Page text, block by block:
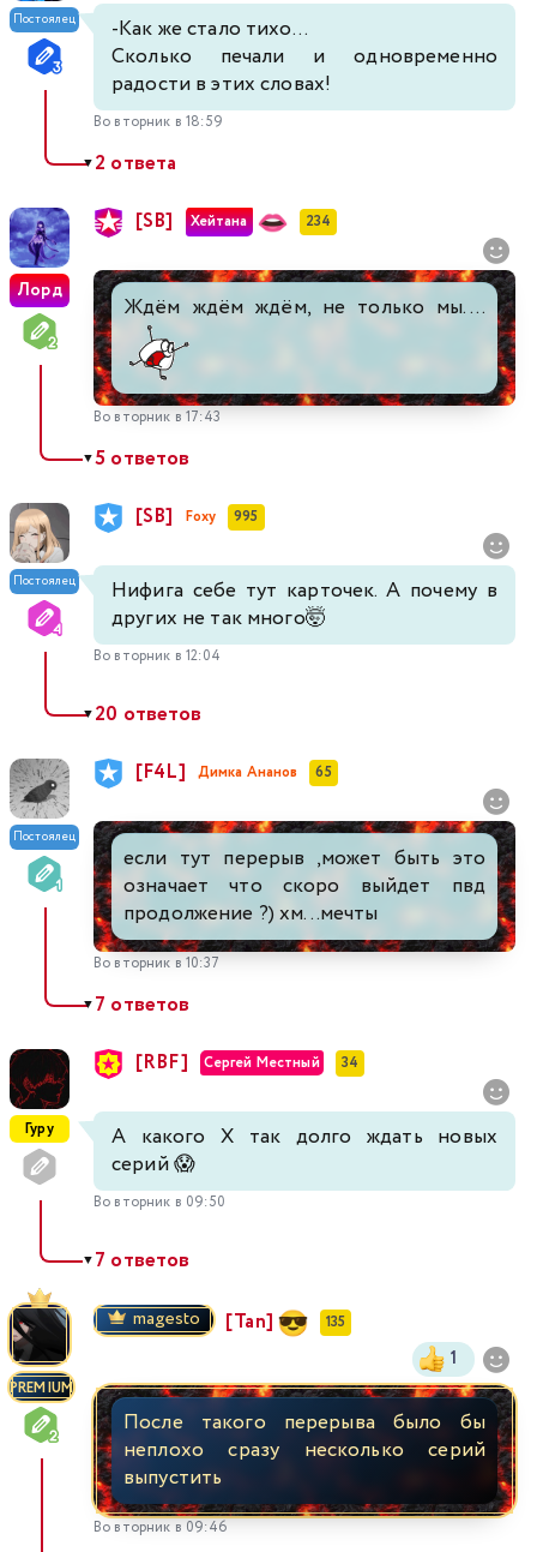
Постоялец
-Как же стало тихо...
Сколько печали и одновременно
радости в этих словах!
Во вторник в 18:59
▼2 ответа
Лорд
[SB] Хейтана 234
Ждём ждём ждём, не только мы....
Во вторник в 17:43
▼5 ответов
Постоялец
[SB] Foxy 995
Нифига себе тут карточек. А почему в
других не так много🤯
Во вторник в 12:04
▼20 ответов
Постоялец
[F4L] Димка Ананов 65
если тут перерыв ,может быть это
означает что скоро выйдет пвд
продолжение ?) хм...мечты
Во вторник в 10:37
▼7 ответов
Гуру
[RBF] Сергей Местный 34
А какого Х так долго ждать новых
серий 😱
Во вторник в 09:50
▼7 ответов
PREMIUM
magesto [Tan] 135
1
После такого перерыва было бы
неплохо сразу несколько серий
выпустить
Во вторник в 09:46